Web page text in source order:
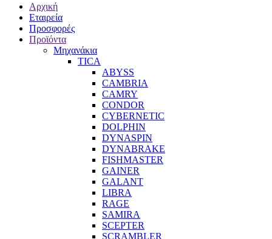
Αρχική
Εταιρεία
Προσφορές
Προϊόντα
Μηχανάκια
TICA
ABYSS
CAMBRIA
CAMRY
CONDOR
CYBERNETIC
DOLPHIN
DYNASPIN
DYNABRAKE
FISHMASTER
GAINER
GALANT
LIBRA
RAGE
SAMIRA
SCEPTER
SCRAMBLER